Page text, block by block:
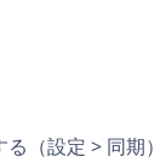
（設定 > 同